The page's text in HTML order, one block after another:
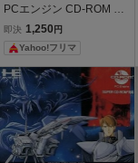
PCエンジン CD-ROM ス
ーパーシュヴァルツシル
ト Super Schwarzschild
即決 1,250 円
Yahoo!フリマ